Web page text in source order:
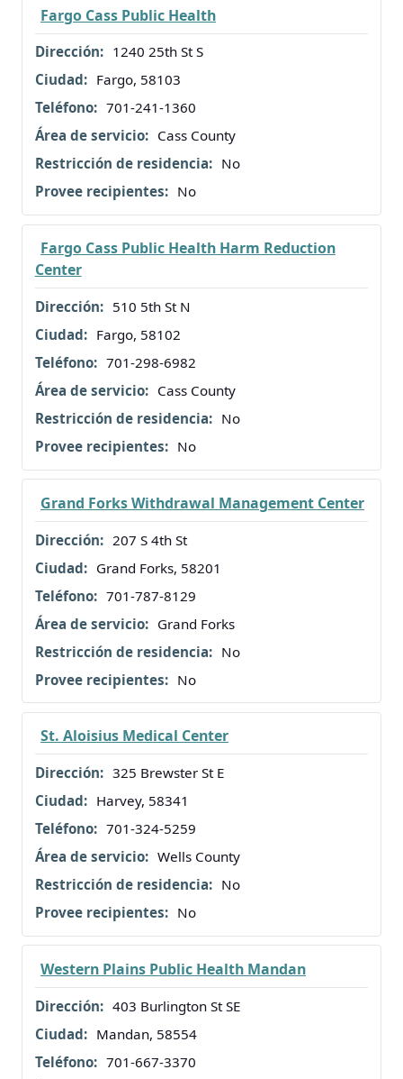
Fargo Cass Public Health
1240 25th St S
Fargo, 58103
701-241-1360
Cass County
No
No
Fargo Cass Public Health Harm Reduction
Center
510 5th St N
Fargo, 58102
701-298-6982
Cass County
No
No
Grand Forks Withdrawal Management Center
207 S 4th St
Grand Forks, 58201
701-787-8129
Grand Forks
No
No
St. Aloisius Medical Center
325 Brewster St E
Harvey, 58341
701-324-5259
Wells County
No
No
Western Plains Public Health Mandan
403 Burlington St SE
Mandan, 58554
701-667-3370